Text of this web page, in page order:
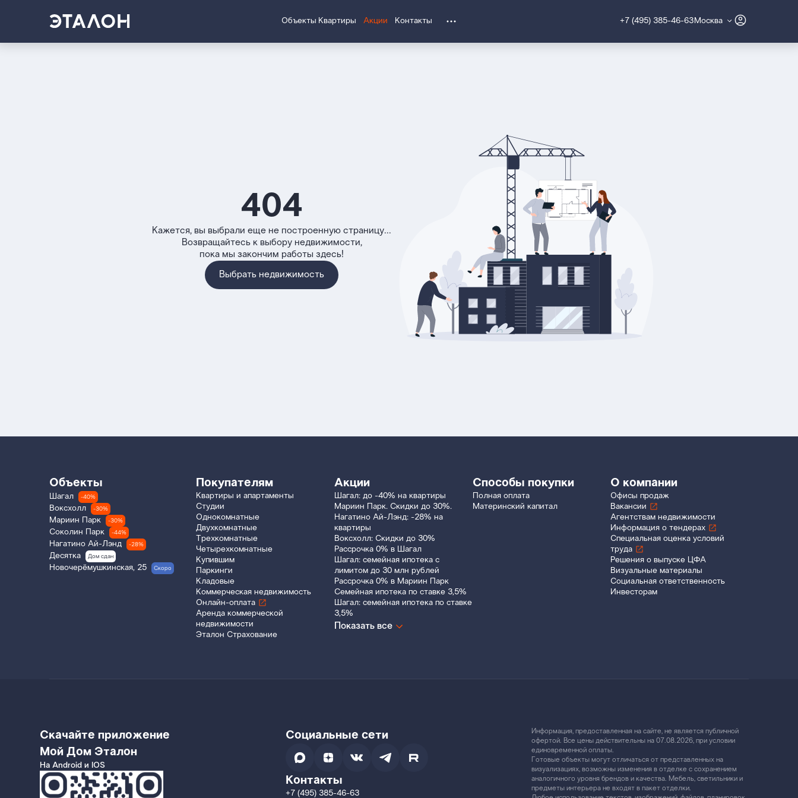
Объекты Квартиры Акции Контакты +7 (495) 385-46-63 Москва
404
Кажется, вы выбрали еще не построенную страницу...
Возвращайтесь к выбору недвижимости,
пока мы закончим работы здесь!
Выбрать недвижимость
Объекты
Шагал -40%
Воксхолл -30%
Мариин Парк -30%
Соколин Парк -44%
Нагатино Ай-Лэнд -28%
Десятка Дом сдан
Новочерёмушкинская, 25 Скоро
Покупателям
Квартиры и апартаменты
Студии
Однокомнатные
Двухкомнатные
Трехкомнатные
Четырехкомнатные
Купившим
Паркинги
Кладовые
Коммерческая недвижимость
Онлайн-оплата
Аренда коммерческой
недвижимости
Эталон Страхование
Акции
Шагал: до -40% на квартиры
Мариин Парк. Скидки до 30%.
Нагатино Ай-Лэнд: -28% на
квартиры
Воксхолл: Скидки до 30%
Рассрочка 0% в Шагал
Шагал: семейная ипотека с
лимитом до 30 млн рублей
Рассрочка 0% в Мариин Парк
Семейная ипотека по ставке 3,5%
Шагал: семейная ипотека по ставке
3,5%
Показать все
Способы покупки
Полная оплата
Материнский капитал
О компании
Офисы продаж
Вакансии
Агентствам недвижимости
Информация о тендерах
Специальная оценка условий
труда
Решения о выпуске ЦФА
Визуальные материалы
Социальная ответственность
Инвесторам
Скачайте приложение
Мой Дом Эталон
На Android и IOS
Социальные сети
Контакты
+7 (495) 385-46-63
Информация, предоставленная на сайте, не является публичной
офертой. Все цены действительны на 07.08.2026, при условии
единовременной оплаты.
Готовые объекты могут отличаться от представленных на
визуализациях, возможны изменения в отделке с сохранением
аналогичного уровня брендов и качества. Мебель, светильники и
предметы интерьера не входят в пакет отделки.